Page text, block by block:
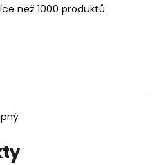
než 1000 produktů